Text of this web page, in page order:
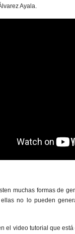
Ayala.
muchas formas de
no lo pueden
el video tutorial que